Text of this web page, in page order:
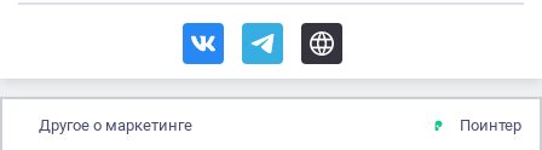
Другое о маркетинге Поинтер